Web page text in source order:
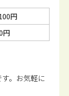
円
円
。 お気軽に